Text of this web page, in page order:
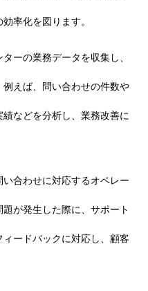
率化を図ります。
ーの業務データを収集し、
えば、問い合わせの件数や
などを分析し、業務改善に
合わせに対応するオペレー
が発生した際に、サポート
ードバックに対応し、顧客